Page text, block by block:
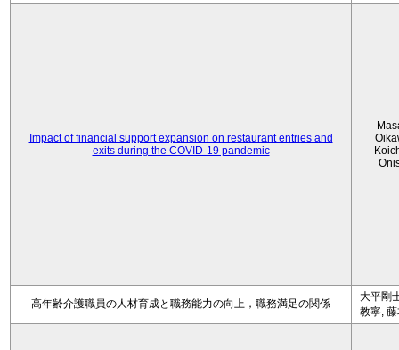
Impact of financial support expansion on restaurant entries and
exits during the COVID-19 pandemic
高年齢介護職員の人材育成と職務能力の向上，職務満足の関係
大平剛
教寧,